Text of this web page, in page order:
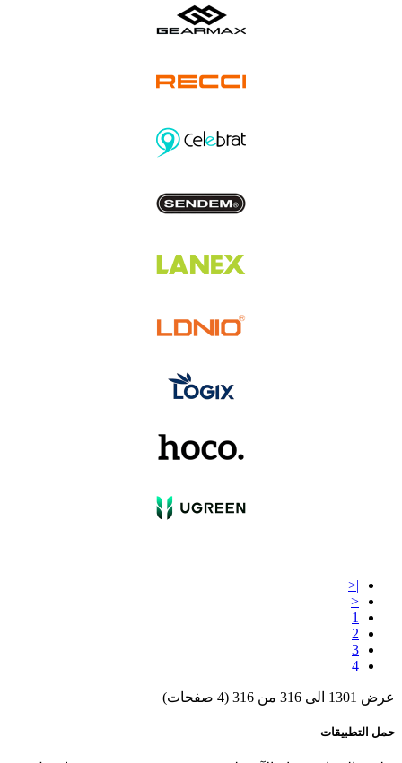
|<
<
1
2
3
4
عرض 1301 الى 316 من 316 (4 صفحات)
حمل التطبيقات